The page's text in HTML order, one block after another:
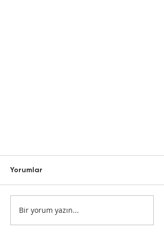
Ahşap Oyma Atölyesi
Yorumlar
Bir yorum yazın...